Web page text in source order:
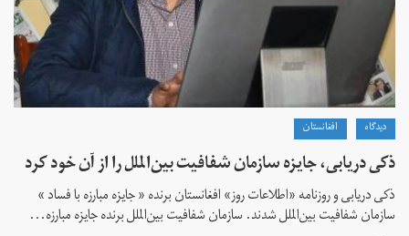
دیدگاه افغانستان
ذکی دریابی، جایزه سازمان شفافیت بین‌الملل را از آن خود کرد
ذکی دریابی و روزنامه «اطلاعات‌ روز» افغانستان برنده « جایزه مبارزه با فساد »
سازمان شفافیت بین‌الملل شدند. سازمان شفافیت بین‌الملل برنده جایزه مبارزه...